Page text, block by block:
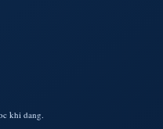
khi dang.